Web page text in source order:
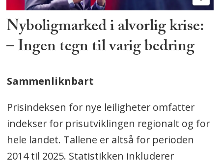
Nyboligmarked i alvorlig krise:
– Ingen tegn til varig bedring
Sammenliknbart
Prisindeksen for nye leiligheter omfatter
indekser for prisutviklingen regionalt og for
hele landet. Tallene er altså for perioden
2014 til 2025. Statistikken inkluderer